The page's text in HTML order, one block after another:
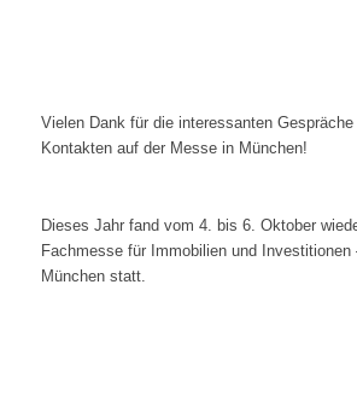
Vielen Dank für die interessanten
Kontakten auf der Messe in München!
Dieses Jahr fand vom 4. bis 6. Oktober
Fachmesse für Immobilien und
München statt.